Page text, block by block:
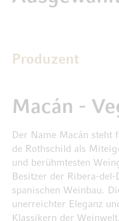
Produzent
Macán -
Der Name Macán steht
de Rothschild als
und berühmtesten
Besitzer der Ribera-
spanischen Weinbau.
unerreichter Eleganz
Klassikern der